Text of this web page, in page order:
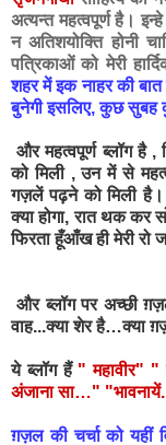
अत्यन्त महत्वपूर्ण है।
न अतिशयोक्ति होनी
पत्रिकाओं को मेरी
शहर में इक नाहर की बात
बुनेगी इसलिए, कुछ सुबह
और महत्वपूर्ण ब्लॉग है
को मिली , उन में से
गज़लें पढ़ने को मिली है।
क्या होगा, रात थक कर
फिरता हूँआँख ही मेरी रो
और ब्लॉग पर अच्छी
वाह...क्या शेर
ये ब्लॉग हैं "महावीर" "
अंजाना सा…"
ग़ज़ल की चर्चा को यहीं